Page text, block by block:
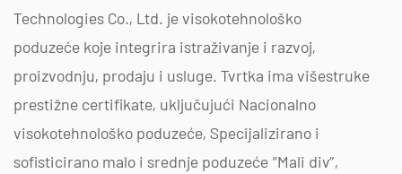
Technologies Co., Ltd. je visokotehnološko
poduzeće koje integrira istraživanje i razvoj,
proizvodnju, prodaju i usluge. Tvrtka ima višestruke
prestižne certifikate, uključujući Nacionalno
visokotehnološko poduzeće, Specijalizirano i
sofisticirano malo i srednje poduzeće “Mali div”,